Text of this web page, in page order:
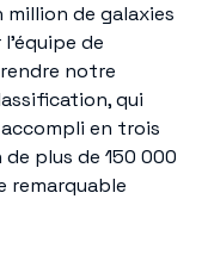
de galaxies
de
notre
qui
en trois
plus de 150 000
remarquable